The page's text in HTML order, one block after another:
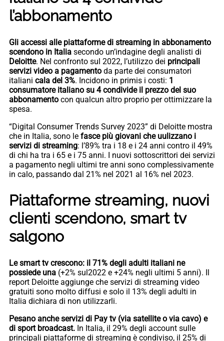
l’abbonamento
Gli accessi alle piattaforme di streaming in abbonamento
scendono in Italia secondo un’indagine degli analisti di
Deloitte. Nel confronto sul 2022, l’utilizzo dei principali
servizi video a pagamento da parte dei consumatori
italiani cala del 3%. Incidono in primis i costi: 1
consumatore italiano su 4 condivide il prezzo del suo
abbonamento con qualcun altro proprio per ottimizzare la
spesa.
“Digital Consumer Trends Survey 2023” di Deloitte mostra
che in Italia, sono le fasce più giovani che uulizzano i
servizi di streaming: l’89% tra i 18 e i 24 anni contro il 49%
di chi ha tra i 65 e i 75 anni. I nuovi sottoscrittori dei servizi
a pagamento negli ultimi tre anni sono complessivamente
in calo, passando dal 21% nel 2021 al 16% nel 2023.
Piattaforme streaming, nuovi
clienti scendono, smart tv
salgono
Le smart tv crescono: il 71% degli adulti italiani ne
possiede una (+2% sul2022 e +24% negli ultimi 5 anni). Il
report Deloitte aggiunge che servizi di streaming video
gratuiti sono molto diffusi e solo il 13% degli adulti in
Italia dichiara di non utilizzarli.
Pesano anche servizi di Pay tv (via satellite o via cavo) e
di sport broadcast. In Italia, il 29% degli account sulle
principali piattaforme di streaming è condiviso, il 25% di